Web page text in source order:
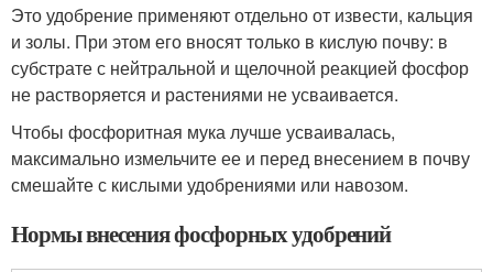
Это удобрение применяют отдельно от извести, кальция
и золы. При этом его вносят только в кислую почву: в
субстрате с нейтральной и щелочной реакцией фосфор
не растворяется и растениями не усваивается.
Чтобы фосфоритная мука лучше усваивалась,
максимально измельчите ее и перед внесением в почву
смешайте с кислыми удобрениями или навозом.
Нормы внесения фосфорных удобрений